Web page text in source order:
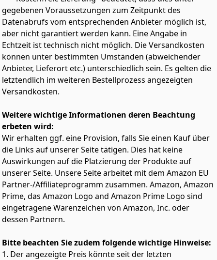
Witterungseinflüssen
gegebenen Voraussetzungen zum Zeitpunkt des
Datenabrufs vom entsprechenden Anbieter möglich ist,
aber nicht garantiert werden kann. Eine Angabe in
Echtzeit ist technisch nicht möglich. Die Versandkosten
können unter bestimmten Umständen (abweichender
Anbieter, Lieferort etc.) unterschiedlich sein. Es gelten die
letztendlich im weiteren Bestellprozess angezeigten
Versandkosten.
Weitere wichtige Informationen deren Beachtung
erbeten wird:
Wir erhalten ggf. eine Provision, falls Sie einen Kauf über
die Links auf unserer Seite tätigen. Dies hat keine
Auswirkungen auf die Platzierung der Produkte auf
unserer Seite. Unsere Seite arbeitet mit dem Amazon EU
Partner-/Affiliateprogramm zusammen. Amazon, Amazon
Prime, das Amazon Logo and Amazon Prime Logo sind
eingetragene Warenzeichen von Amazon, Inc. oder
dessen Partnern.
Bitte beachten Sie zudem folgende wichtige Hinweise:
1. Der angezeigte Preis könnte seit der letzten